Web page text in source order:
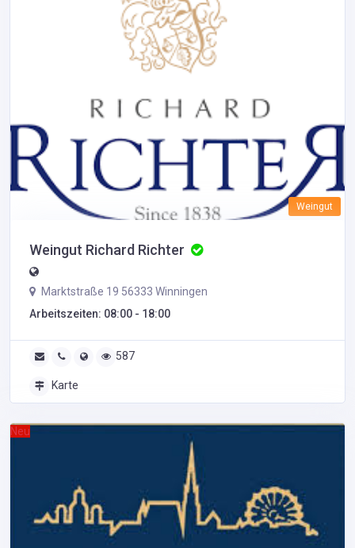
Weingut
Weingut Richard Richter
Marktstraße 19 56333 Winningen
Arbeitszeiten: 08:00 - 18:00
587
Karte
Neu